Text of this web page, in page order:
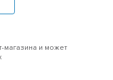
магазина и может